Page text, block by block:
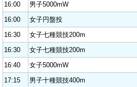
16:00
男子5000mW
16:00
女子円盤投
16:30
女子七種競技200m
16:30
女子七種競技200m
16:40
女子5000mW
17:15
男子十種競技400m